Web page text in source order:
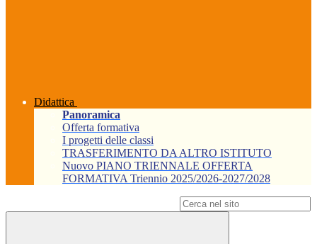
Didattica
Panoramica
Offerta formativa
I progetti delle classi
TRASFERIMENTO DA ALTRO ISTITUTO
Nuovo PIANO TRIENNALE OFFERTA
FORMATIVA Triennio 2025/2026-2027/2028